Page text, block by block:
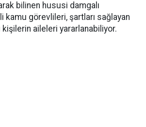
bilinen hususi damgalı
kamu görevlileri, şartları sağlayan
kişilerin aileleri yararlanabiliyor.